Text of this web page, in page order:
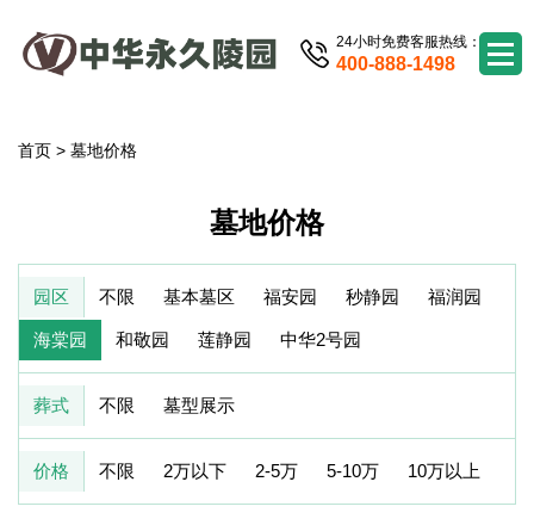
24小时免费客服热线：
400-888-1498
首页 > 墓地价格
墓地价格
园区 不限 基本墓区 福安园 秒静园 福润园
海棠园 和敬园 莲静园 中华2号园
葬式 不限 墓型展示
价格 不限 2万以下 2-5万 5-10万 10万以上